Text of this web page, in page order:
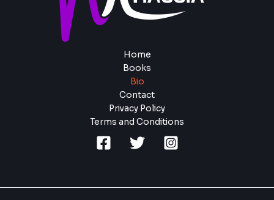
Home
Books
Bio
Contact
Privacy Policy
Terms and Conditions